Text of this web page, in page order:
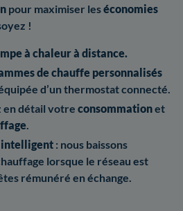
pour maximiser leséconomies
!
à chaleur à distance.
de chauffe personnalisés
d’un thermostat connecté.
en détail votre consommationet
.
: nous baissons
lorsque le réseau est
rémunéré en échange.